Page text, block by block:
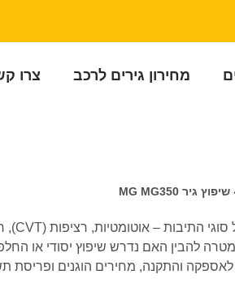
מחירון גירים לרכב צרו
שיפוץ גיר MG MG350
להבין האם נדרש שיפוץ יסודי או
והתקנה, מחירים הוגנים ופריסת